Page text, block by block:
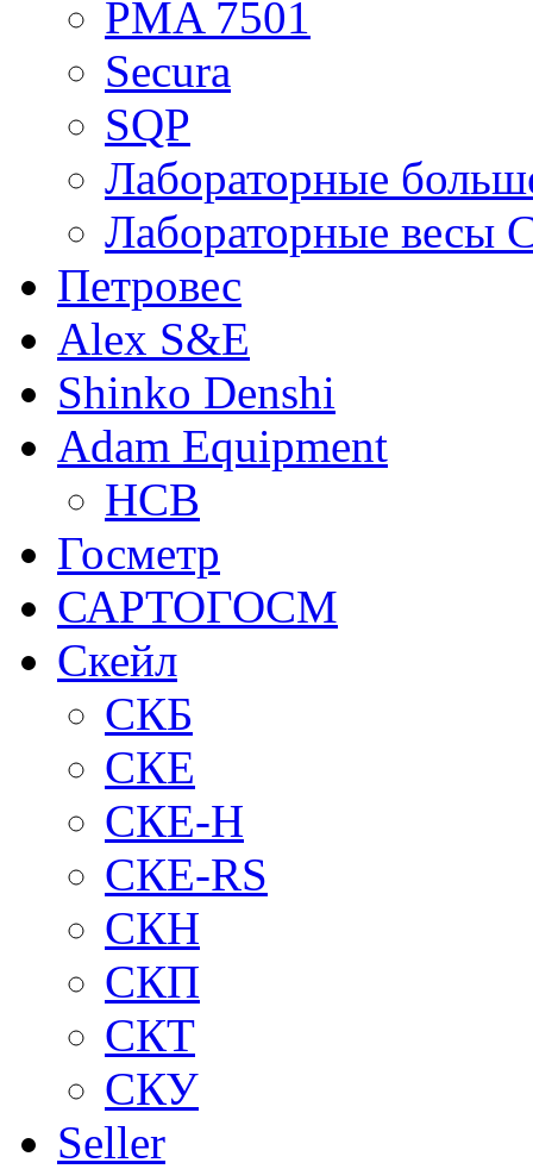
PMA 7501
Secura
SQP
Лабораторные
Лабораторные весы
Петровес
Alex S&E
Shinko Denshi
Adam Equipment
HCB
Госметр
САРТОГОСМ
Скейл
СКБ
СКЕ
СКЕ-H
СКЕ-RS
СКН
СКП
СКТ
СКУ
Seller